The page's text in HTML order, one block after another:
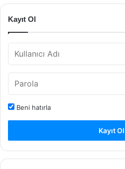
Kayıt Ol
Beni hatırla
Kayıt Ol